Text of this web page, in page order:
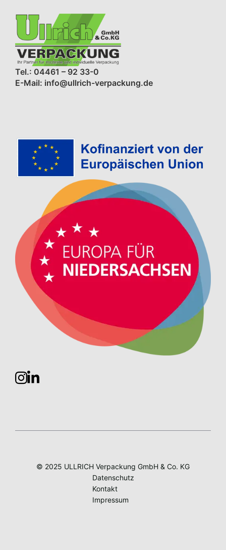
Tel.: 04461 – 92 33-0
E-Mail: info@ullrich-verpackung.de
© 2025 ULLRICH Verpackung GmbH & Co. KG
Datenschutz
Kontakt
Impressum